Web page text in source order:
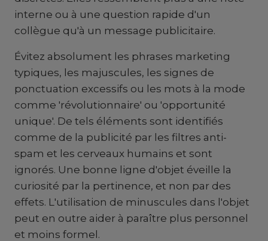
interne ou à une question rapide d'un
collègue qu'à un message publicitaire.
Évitez absolument les phrases marketing
typiques, les majuscules, les signes de
ponctuation excessifs ou les mots à la mode
comme 'révolutionnaire' ou 'opportunité
unique'. De tels éléments sont identifiés
comme de la publicité par les filtres anti-
spam et les cerveaux humains et sont
ignorés. Une bonne ligne d'objet éveille la
curiosité par la pertinence, et non par des
effets. L'utilisation de minuscules dans l'objet
peut en outre aider à paraître plus personnel
et moins formel.